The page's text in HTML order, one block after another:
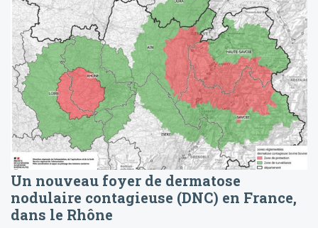
Un nouveau foyer de dermatose
nodulaire contagieuse (DNC) en France,
dans le Rhône